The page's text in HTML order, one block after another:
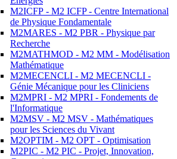
M2ICFP - M2 ICFP - Centre International
de Physique Fondamentale
M2MARES - M2 PBR - Physique par
Recherche
M2MATHMOD - M2 MM - Modélisation
Mathématique
M2MECENCLI - M2 MECENCLI -
Génie Mécanique pour les Cliniciens
M2MPRI - M2 MPRI - Fondements de
l'Informatique
M2MSV - M2 MSV - Mathématiques
pour les Sciences du Vivant
M2OPTIM - M2 OPT - Optimisation
M2PIC - M2 PIC - Projet, Innovation,